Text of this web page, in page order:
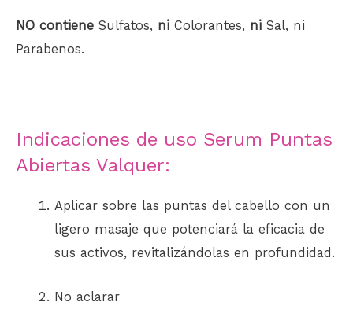
NO contiene Sulfatos, ni Colorantes, ni Sal, ni
Parabenos.
Indicaciones de uso Serum Puntas
Abiertas Valquer:
Aplicar sobre las puntas del cabello con un
ligero masaje que potenciará la eficacia de
sus activos, revitalizándolas en profundidad.
No aclarar